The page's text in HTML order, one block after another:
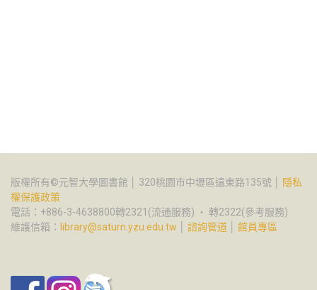
版權所有©元智大學圖書館 │ 320桃園市中壢區遠東路135號 │
隱私
權保護政策
電話：+886-3-4638800轉2321(流通服務) ‧ 轉2322(參考服務)
維護信箱： library@saturn.yzu.edu.tw 諮詢管道 館員專區